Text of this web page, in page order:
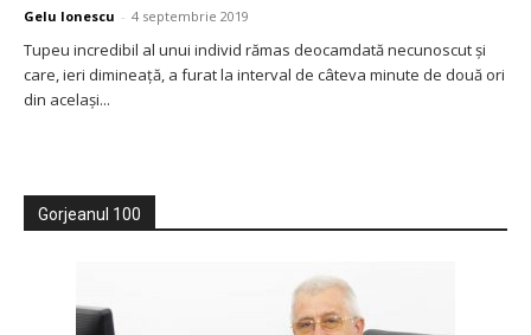
Gelu Ionescu - 4 septembrie 2019
Tupeu incredibil al unui individ rămas deocamdată necunoscut și
care, ieri dimineață, a furat la interval de câteva minute de două ori
din același...
Gorjeanul 100